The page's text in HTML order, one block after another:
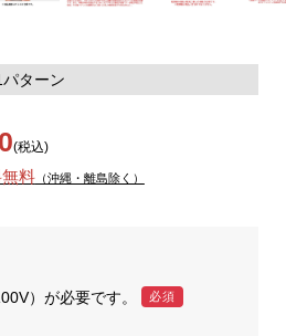
ターン
(税込)
料（沖縄・離島除く）
）が必要です。 必須